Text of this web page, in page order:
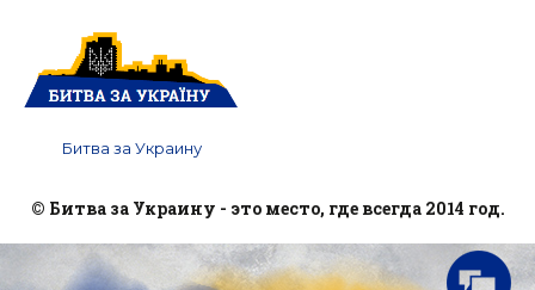
Битва за Украину
© Битва за Украину - это место, где всегда 2014 год.